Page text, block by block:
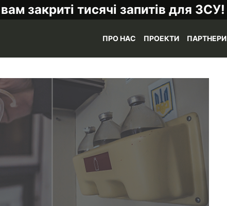
закриті тисячі запитів для ЗСУ!
ПРО НАС ПРОЕКТИ ПАРТНЕРИ